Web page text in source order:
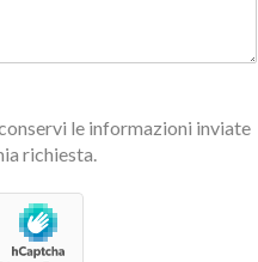
le informazioni inviate
richiesta.